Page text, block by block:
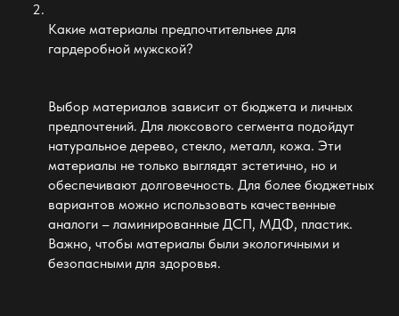
Какие материалы предпочтительнее для
гардеробной мужской?
Выбор материалов зависит от бюджета и личных
предпочтений. Для люксового сегмента подойдут
натуральное дерево, стекло, металл, кожа. Эти
материалы не только выглядят эстетично, но и
обеспечивают долговечность. Для более бюджетных
вариантов можно использовать качественные
аналоги – ламинированные ДСП, МДФ, пластик.
Важно, чтобы материалы были экологичными и
безопасными для здоровья.